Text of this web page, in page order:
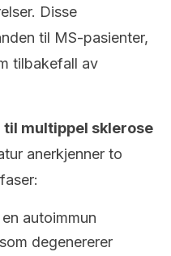
Disse
til MS-pasienter,
tilbakefall av
til multippel sklerose
anerkjenner to
autoimmun
degenererer